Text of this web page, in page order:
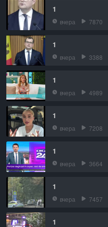
1
вчера 7870
1
вчера 3388
1
вчера 4989
1
вчера 7208
1
вчера 3664
1
вчера 7457
1